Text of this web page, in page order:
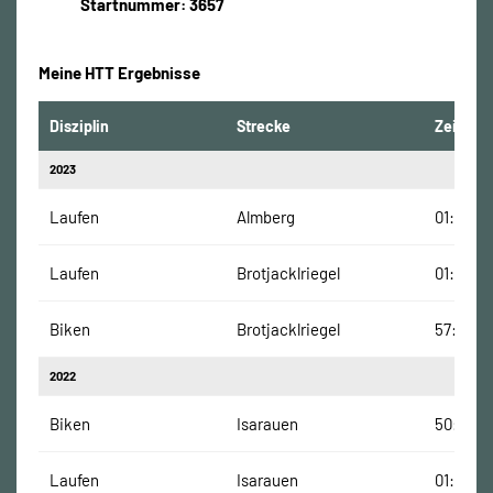
Startnummer: 3657
Meine HTT Ergebnisse
Disziplin Strecke Zeit
2023
Laufen Almberg
Laufen Brotjacklriegel
Biken Brotjacklriegel 57:57
2022
Biken Isarauen 50:10
Laufen Isarauen